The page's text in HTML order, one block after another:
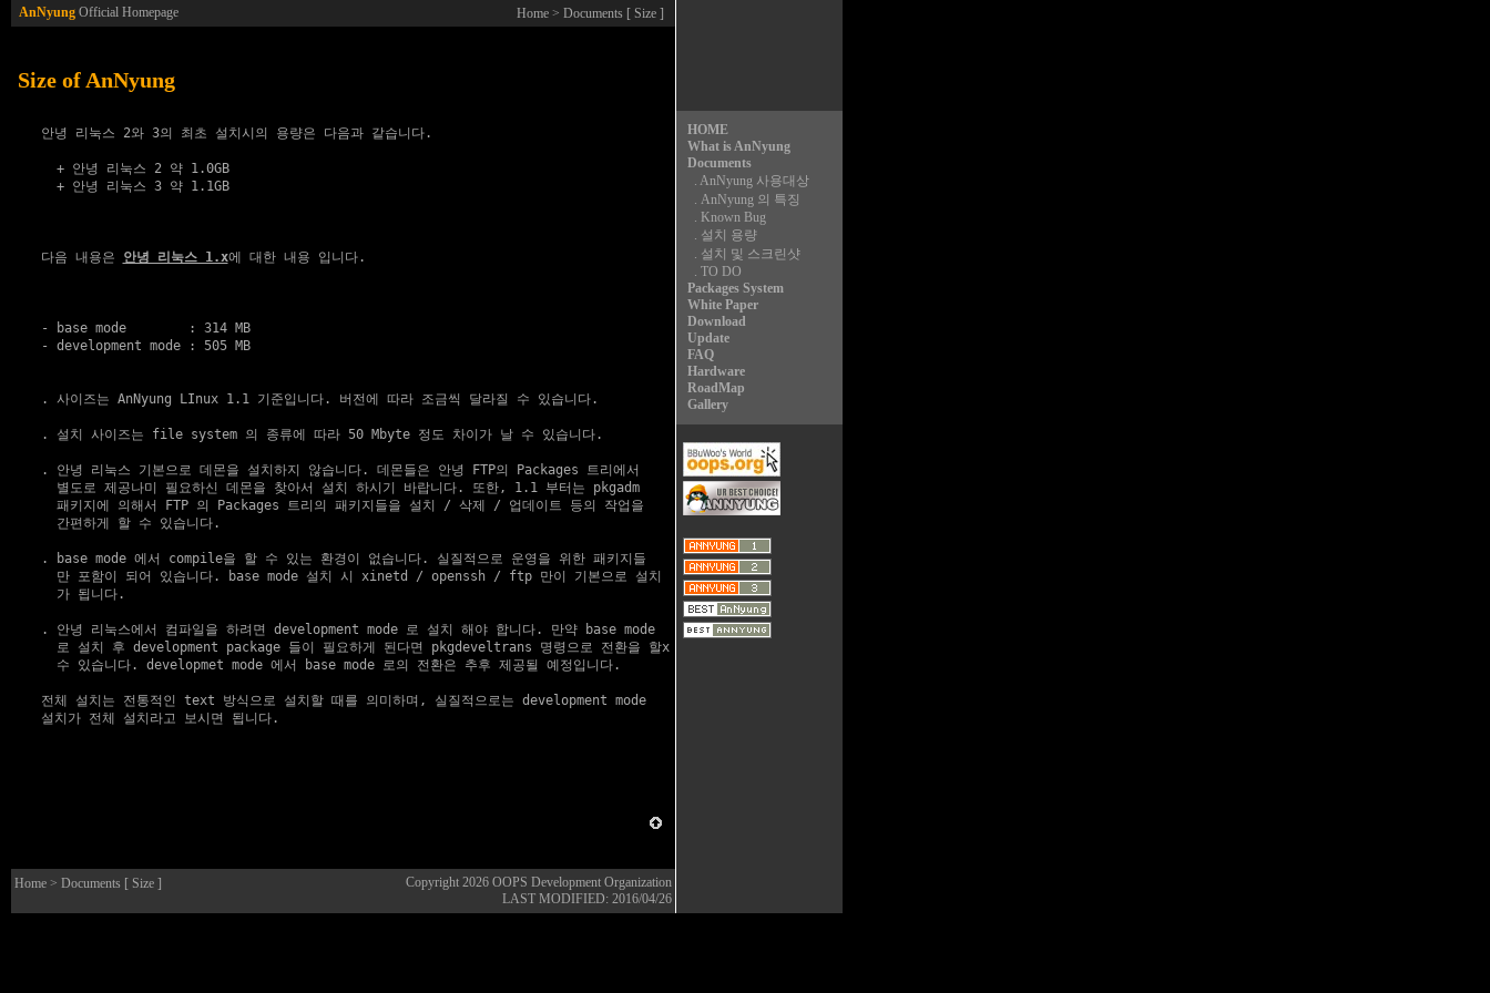
AnNyung Official Homepage Home > Documents [ Size ]
HOME
What is AnNyung
Documents
. AnNyung 사용대상
. AnNyung 의 특징
. Known Bug
. 설치 용량
. 설치 및 스크린샷
. TO DO
Packages System
White Paper
Download
Update
FAQ
Hardware
RoadMap
Gallery
Size of AnNyung
   안녕 리눅스 2와 3의 최초 설치시의 용량은 다음과 같습니다.
     + 안녕 리눅스 2 약 1.0GB
     + 안녕 리눅스 3 약 1.1GB
   다음 내용은
안녕 리눅스 1.x에 대한 내용 입니다.
   - base mode        : 314 MB
   - development mode : 505 MB
   . 사이즈는 AnNyung LInux 1.1 기준입니다. 버전에 따라 조금씩 달라질 수 있습니다.
   . 설치 사이즈는 file system 의 종류에 따라 50 Mbyte 정도 차이가 날 수 있습니다.
   . 안녕 리눅스 기본으로 데몬을 설치하지 않습니다. 데몬들은 안녕 FTP의 Packages 트리에서
     별도로 제공나미 필요하신 데몬을 찾아서 설치 하시기 바랍니다. 또한, 1.1 부터는 pkgadm
     패키지에 의해서 FTP 의 Packages 트리의 패키지들을 설치 / 삭제 / 업데이트 등의 작업을
     간편하게 할 수 있습니다.
   . base mode 에서 compile을 할 수 있는 환경이 없습니다. 실질적으로 운영을 위한 패키지들
     만 포함이 되어 있습니다. base mode 설치 시 xinetd / openssh / ftp 만이 기본으로 설치
     가 됩니다.
   . 안녕 리눅스에서 컴파일을 하려면 development mode 로 설치 해야 합니다. 만약 base mode
     로 설치 후 development package 들이 필요하게 된다면 pkgdeveltrans 명령으로 전환을 할x
     수 있습니다. developmet mode 에서 base mode 로의 전환은 추후 제공될 예정입니다.
   전체 설치는 전통적인 text 방식으로 설치할 때를 의미하며, 실질적으로는 development mode
   설치가 전체 설치라고 보시면 됩니다.
Home > Documents [ Size ] Copyright 2026 OOPS Development Organization
LAST MODIFIED: 2016/04/26